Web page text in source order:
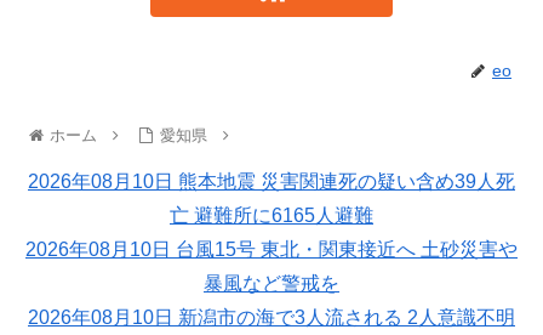
eo
ホーム 愛知県
2026年08月10日 熊本地震 災害関連死の疑い含め39人死
亡 避難所に6165人避難
2026年08月10日 台風15号 東北・関東接近へ 土砂災害や
暴風など警戒を
2026年08月10日 新潟市の海で3人流される 2人意識不明